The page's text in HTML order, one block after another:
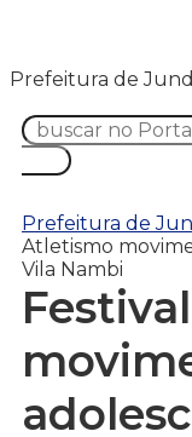
Prefeitura de
Prefeitura de
Atletismo
Vila Nambi